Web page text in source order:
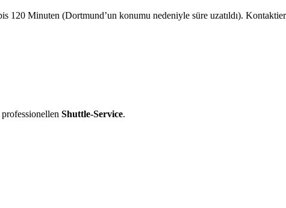
120 Minuten (Dortmund’un konumu nedeniyle süre uzatıldı).
Shuttle-Service.